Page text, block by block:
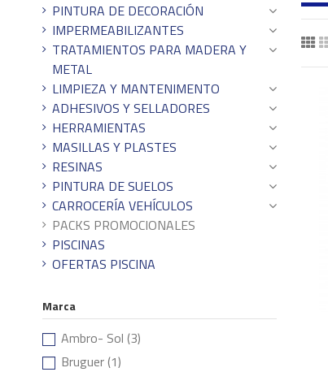
PINTURA DE DECORACIÓN
IMPERMEABILIZANTES
TRATAMIENTOS PARA MADERA Y
METAL
LIMPIEZA Y MANTENIMENTO
ADHESIVOS Y SELLADORES
HERRAMIENTAS
MASILLAS Y PLASTES
RESINAS
PINTURA DE SUELOS
CARROCERÍA VEHÍCULOS
PACKS PROMOCIONALES
PISCINAS
OFERTAS PISCINA
Marca
Ambro- Sol (3)
Bruguer(1)